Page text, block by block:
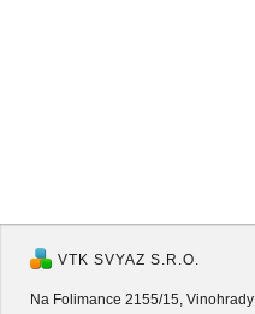
VTK SVYAZ S.R.O.
Na Folimance 2155/15, Vinohrady